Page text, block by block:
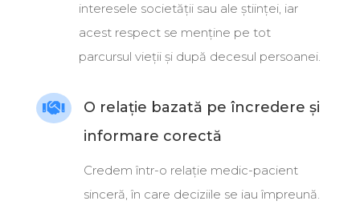
interesele societății sau ale științei, iar
acest respect se menține pe tot
parcursul vieții și după decesul persoanei.

O relație bazată pe încredere și
informare corectă
Credem într-o relație medic-pacient
sinceră, în care deciziile se iau împreună.